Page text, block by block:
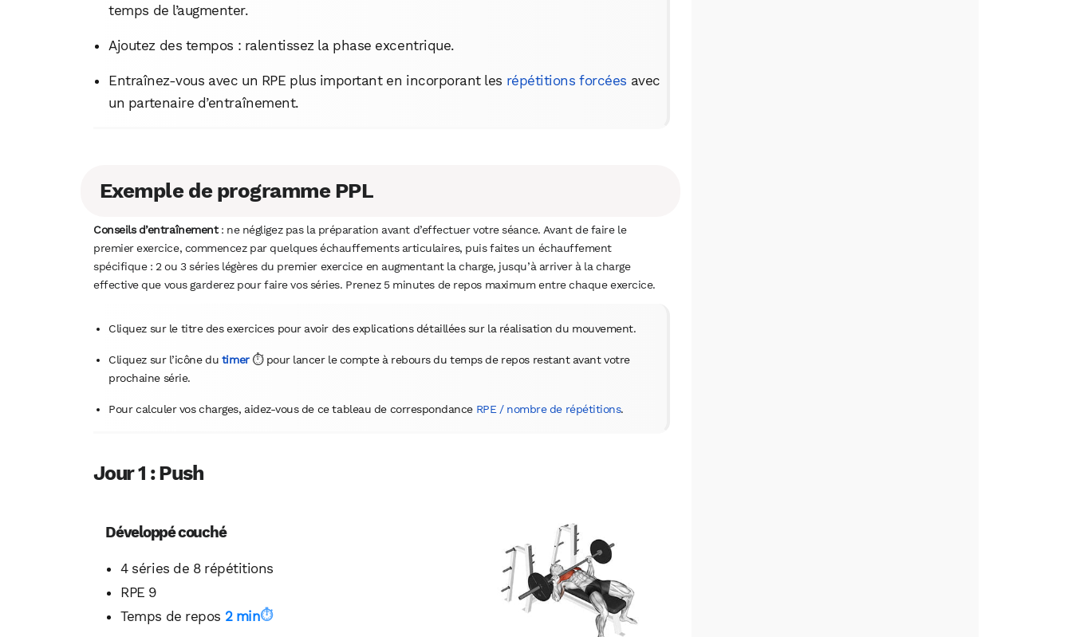
temps de l’augmenter.
Ajoutez des tempos : ralentissez la phase excentrique.
Entraînez-vous avec un RPE plus important en incorporant les répétitions forcées avec
un partenaire d’entraînement.
Exemple de programme PPL
Conseils d’entraînement: ne négligez pas la préparation avant d’effectuer votre séance. Avant de faire le
premier exercice, commencez par quelques échauffements articulaires, puis faites un échauffement
spécifique : 2 ou 3 séries légères du premier exercice en augmentant la charge, jusqu’à arriver à la charge
effective que vous garderez pour faire vos séries. Prenez 5 minutes de repos maximum entre chaque exercice.
Cliquez sur le titre des exercices pour avoir des explications détaillées sur la réalisation du mouvement.
Cliquez sur l’icône du timer ⏱ pour lancer le compte à rebours du temps de repos restant avant votre
prochaine série.
Pour calculer vos charges, aidez-vous de ce tableau de correspondance RPE / nombre de répétitions.
Jour 1 : Push
Développé couché
4 séries de 8 répétitions
RPE 9
Temps de repos 2 min